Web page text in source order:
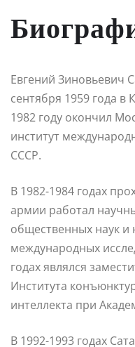
Евгений Зиновьевич
сентября 1959 года в
1982 году окончил
институт
СССР.
В 1982-1984 годах
армии работал
общественных наук
международных
годах являлся
Института
интеллекта при
В 1992-1993 годах